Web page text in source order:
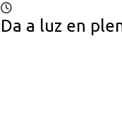
Da a luz en